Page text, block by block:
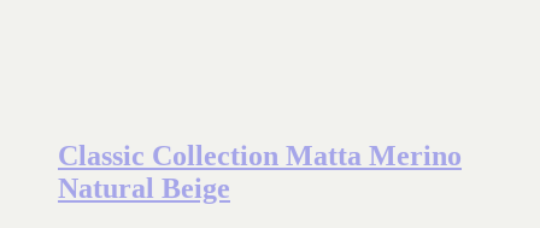
Classic Collection Matta Merino
Natural Beige